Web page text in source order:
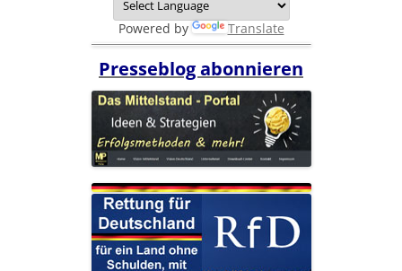
Powered by Translate
Presseblog abonnieren